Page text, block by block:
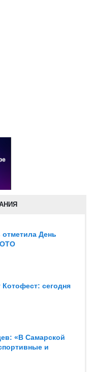
отметила День
сегодня
«В Самарской
и